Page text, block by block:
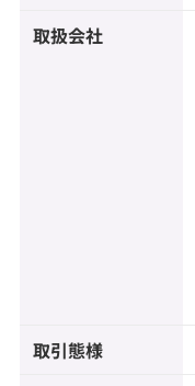
取扱会社
取引態様